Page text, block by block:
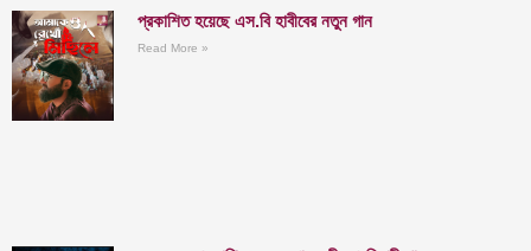
প্রকাশিত হয়েছে এস.বি হাবীবের নতুন গান
Read More »